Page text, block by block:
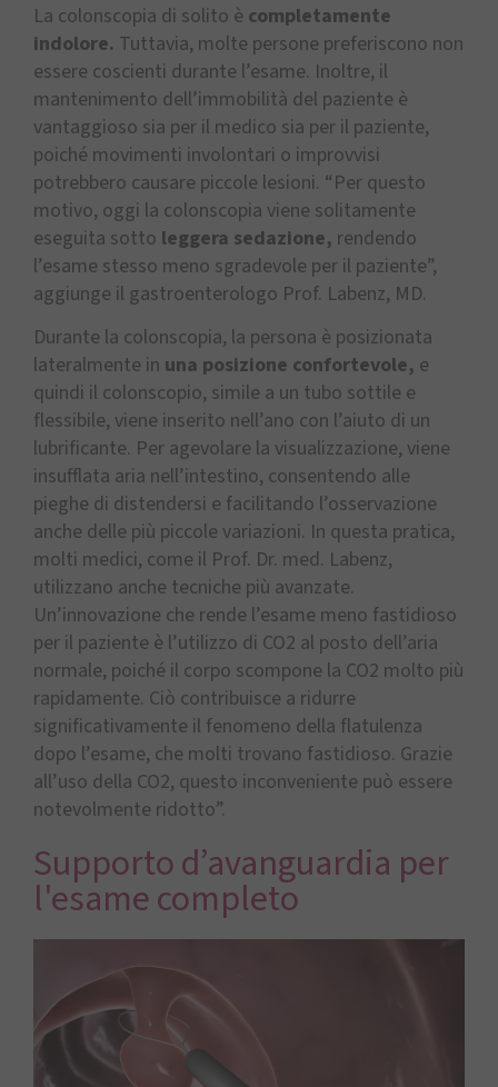
La colonscopia di solito è completamente
indolore. Tuttavia, molte persone preferiscono non
essere coscienti durante l’esame. Inoltre, il
mantenimento dell’immobilità del paziente è
vantaggioso sia per il medico sia per il paziente,
poiché movimenti involontari o improvvisi
potrebbero causare piccole lesioni. “Per questo
motivo, oggi la colonscopia viene solitamente
eseguita sotto leggera sedazione, rendendo
l’esame stesso meno sgradevole per il paziente”,
aggiunge il gastroenterologo Prof. Labenz, MD.
Durante la colonscopia, la persona è posizionata
lateralmente in una posizione confortevole, e
quindi il colonscopio, simile a un tubo sottile e
flessibile, viene inserito nell’ano con l’aiuto di un
lubrificante. Per agevolare la visualizzazione, viene
insufflata aria nell’intestino, consentendo alle
pieghe di distendersi e facilitando l’osservazione
anche delle più piccole variazioni. In questa pratica,
molti medici, come il Prof. Dr. med. Labenz,
utilizzano anche tecniche più avanzate.
Un’innovazione che rende l’esame meno fastidioso
per il paziente è l’utilizzo di CO2 al posto dell’aria
normale, poiché il corpo scompone la CO2 molto più
rapidamente. Ciò contribuisce a ridurre
significativamente il fenomeno della flatulenza
dopo l’esame, che molti trovano fastidioso. Grazie
all’uso della CO2, questo inconveniente può essere
notevolmente ridotto”.
Supporto d’avanguardia per
l'esame completo